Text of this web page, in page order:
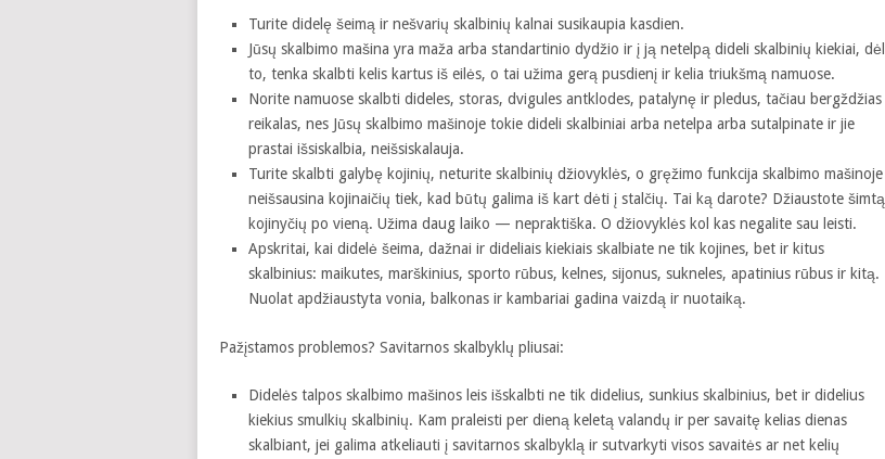
Turite didelę šeimą ir nešvarių skalbinių kalnai susikaupia kasdien.
Jūsų skalbimo mašina yra maža arba standartinio dydžio ir į ją netelpą dideli skalbinių kiekiai, dėl
to, tenka skalbti kelis kartus iš eilės, o tai užima gerą pusdienį ir kelia triukšmą namuose.
Norite namuose skalbti dideles, storas, dvigules antklodes, patalynę ir pledus, tačiau bergždžias
reikalas, nes Jūsų skalbimo mašinoje tokie dideli skalbiniai arba netelpa arba sutalpinate ir jie
prastai išsiskalbia, neišsiskalauja.
Turite skalbti galybę kojinių, neturite skalbinių džiovyklės, o gręžimo funkcija skalbimo mašinoje
neišsausina kojinaičių tiek, kad būtų galima iš kart dėti į stalčių. Tai ką darote? Džiaustote šimtą
kojinyčių po vieną. Užima daug laiko — nepraktiška. O džiovyklės kol kas negalite sau leisti.
Apskritai, kai didelė šeima, dažnai ir dideliais kiekiais skalbiate ne tik kojines, bet ir kitus
skalbinius: maikutes, marškinius, sporto rūbus, kelnes, sijonus, sukneles, apatinius rūbus ir kitą.
Nuolat apdžiaustyta vonia, balkonas ir kambariai gadina vaizdą ir nuotaiką.
Pažįstamos problemos? Savitarnos skalbyklų pliusai:
Didelės talpos skalbimo mašinos leis išskalbti ne tik didelius, sunkius skalbinius, bet ir didelius
kiekius smulkių skalbinių. Kam praleisti per dieną keletą valandų ir per savaitę kelias dienas
skalbiant, jei galima atkeliauti į savitarnos skalbyklą ir sutvarkyti visos savaitės ar net kelių